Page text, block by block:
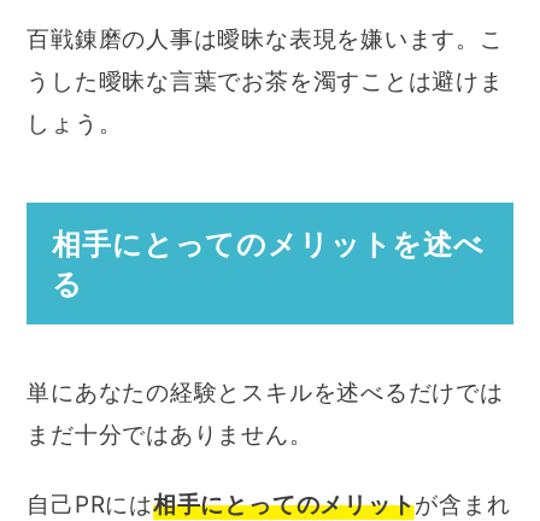
百戦錬磨の人事は曖昧な表現を嫌います。こ
うした曖昧な言葉でお茶を濁すことは避けま
しょう。
相手にとってのメリットを述べ
る
単にあなたの経験とスキルを述べるだけでは
まだ十分ではありません。
自己PRには相手にとってのメリットが含まれ